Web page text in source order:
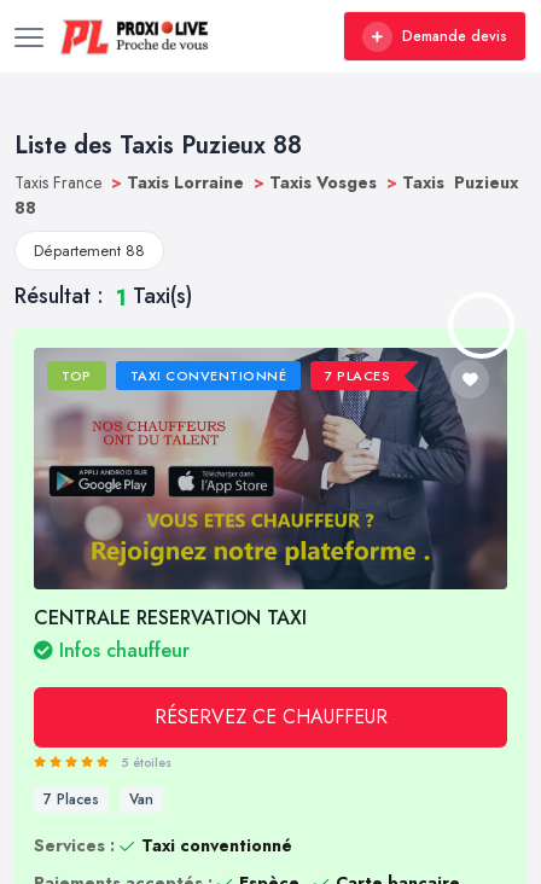
Demande devis
Liste des Taxis Puzieux 88
Taxis France > Taxis Lorraine > Taxis Vosges > Taxis Puzieux
88
Département 88
Résultat : 1 Taxi(s)
TOP TAXI CONVENTIONNÉ 7 PLACES
CENTRALE RESERVATION TAXI
Infos chauffeur
RÉSERVEZ CE CHAUFFEUR
5 étoiles
7 Places Van
Services :
Taxi conventionné